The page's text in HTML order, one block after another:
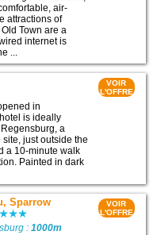
air-
attractions of
Town are a
internet is
...
in
is ideally
a
just outside the
a 10-minute walk
Painted in dark
VOIR
L'OFFRE
Sparrow
:1000m
VOIR
L'OFFRE